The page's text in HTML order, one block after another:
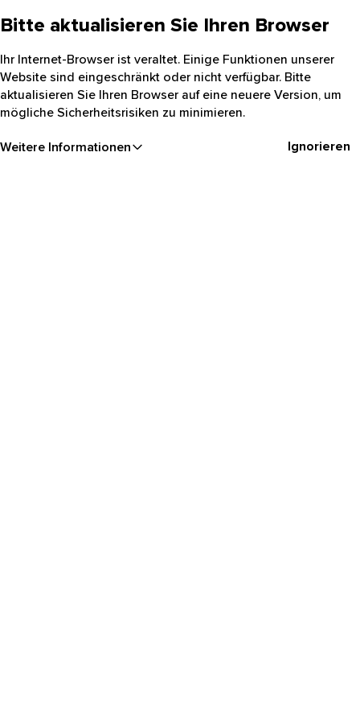
Bitte aktualisieren Sie Ihren Browser
Ihr Internet-Browser ist veraltet. Einige Funktionen unserer
Website sind eingeschränkt oder nicht verfügbar. Bitte
aktualisieren Sie Ihren Browser auf eine neuere Version, um
mögliche Sicherheitsrisiken zu minimieren.
Weitere Informationen Ignorieren